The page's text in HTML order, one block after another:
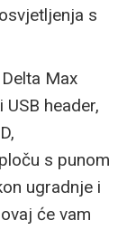
s
Max
header,
s punom
ugradnje i
će vam